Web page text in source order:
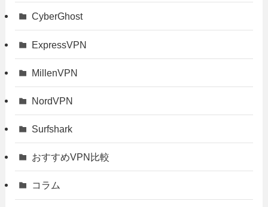
CyberGhost
ExpressVPN
MillenVPN
NordVPN
Surfshark
おすすめVPN比較
コラム